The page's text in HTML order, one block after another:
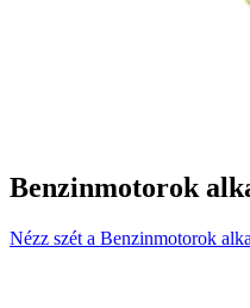
Benzinmotorok
Nézz szét a Benzinmotorok